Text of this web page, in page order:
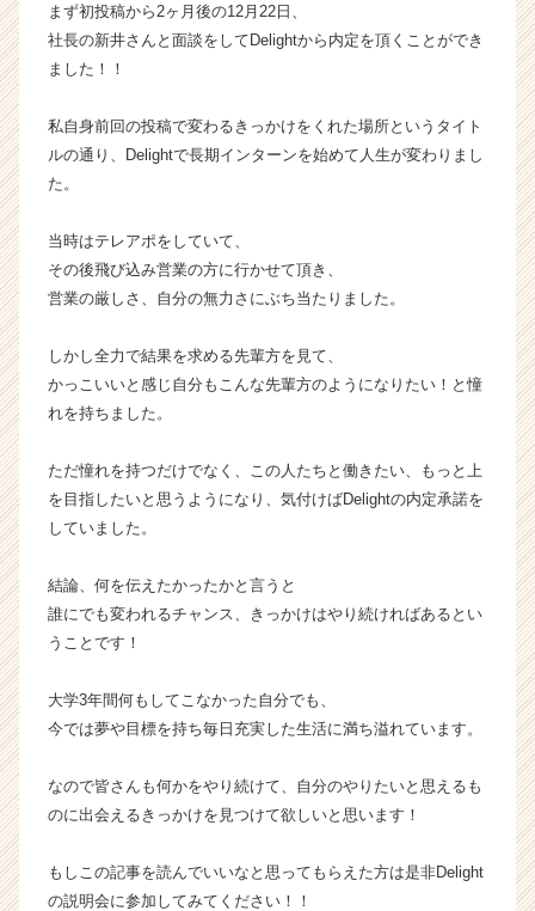
ト
が
就
活
チ
ア
キ
リ
ア
e
r
e
まず初投稿から2ヶ月後の12月22日、
社長の新井さんと面談をしてDelightから内定を頂くことができ
ました！！
私自身前回の投稿で変わるきっかけをくれた場所というタイト
ルの通り、Delightで長期インターンを始めて人生が変わりまし
た。
当時はテレアポをしていて、
その後飛び込み営業の方に行かせて頂き、
営業の厳しさ、自分の無力さにぶち当たりました。
しかし全力で結果を求める先輩方を見て、
かっこいいと感じ自分もこんな先輩方のようになりたい！と憧
れを持ちました。
ただ憧れを持つだけでなく、この人たちと働きたい、もっと上
を目指したいと思うようになり、気付けばDelightの内定承諾を
していました。
結論、何を伝えたかったかと言うと
誰にでも変われるチャンス、きっかけはやり続ければあるとい
うことです！
大学3年間何もしてこなかった自分でも、
今では夢や目標を持ち毎日充実した生活に満ち溢れています。
なので皆さんも何かをやり続けて、自分のやりたいと思えるも
のに出会えるきっかけを見つけて欲しいと思います！
もしこの記事を読んでいいなと思ってもらえた方は是非Delight
の説明会に参加してみてください！！